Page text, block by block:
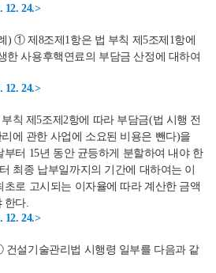
12. 24.>
) ① 제8조제1항은 법 부칙 제5조제1항에
한 사용후핵연료의 부담금 산정에 대하여
12. 24.>
칙 제5조제2항에 따라 부담금(법 시행 전
에 관한 사업에 소요된 비용은 뺀다)을
부터 15년 동안 균등하게 분할하여 내야 한
최종 납부일까지의 기간에 대하여는 이
초로 고시되는 이자율에 따라 계산한 금액
한다.
12. 24.>
설기술관리법 시행령 일부를 다음과 같